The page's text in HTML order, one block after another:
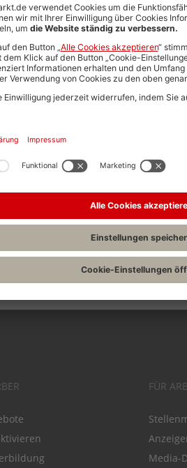
Drucken
|Veranstaltungen für Wirtschaftsrecht
FÜR
Media-